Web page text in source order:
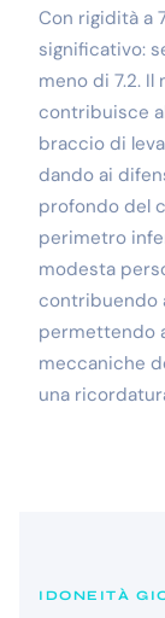
Con rigidità a
significativo:
meno di 7.2.
contribuisce
braccio di
dando ai
profondo del
perimetro
modesta
contribuendo
permettendo
meccaniche
una
IDONEITÀ